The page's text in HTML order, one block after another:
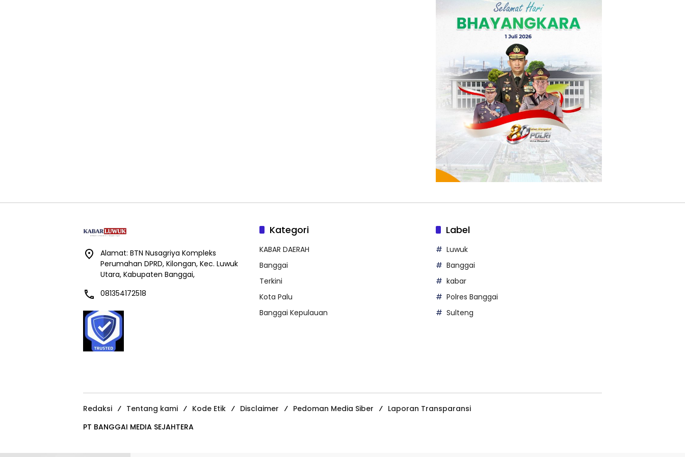
Alamat: BTN Nusagriya Kompleks
Perumahan DPRD, Kilongan, Kec. Luwuk
Utara, Kabupaten Banggai,
081354172518
Kategori
KABAR DAERAH
Banggai
Terkini
Kota Palu
Banggai Kepulauan
Label
Luwuk
Banggai
kabar
Polres Banggai
Sulteng
Redaksi Tentang kami Kode Etik Disclaimer Pedoman Media Siber
Laporan Transparansi
PT BANGGAI MEDIA SEJAHTERA